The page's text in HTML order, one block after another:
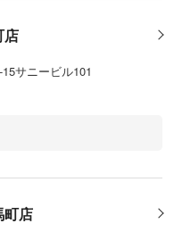
店
サニービル101
町店